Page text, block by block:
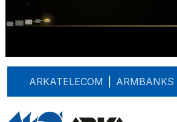
ARKATELECOM ARMBANKS